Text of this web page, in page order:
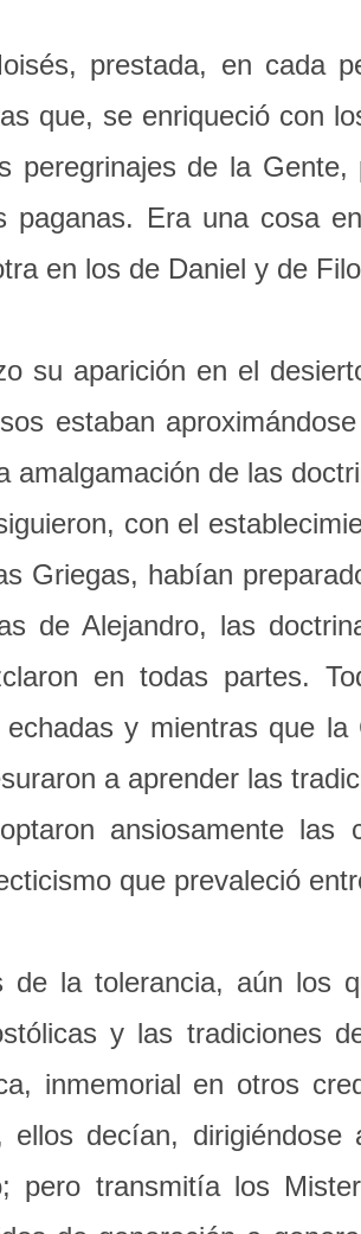
prestada, en cada
que, se enriqueció con
peregrinajes de la
paganas. Era una cosa
en los de Daniel y de
su aparición en el
estaban
amalgamación de las
con el
Griegas, habían
de Alejandro, las
en todas partes.
y mientras que
a aprender las
ansiosamente
que prevaleció
de la tolerancia, aún los
y las tradiciones
inmemorial en otros
ellos decían,
pero transmitía los